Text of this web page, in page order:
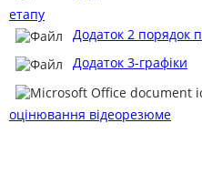
етапу
Додаток 2 порядок
Додаток 3-графіки
оцінювання відеорезюме